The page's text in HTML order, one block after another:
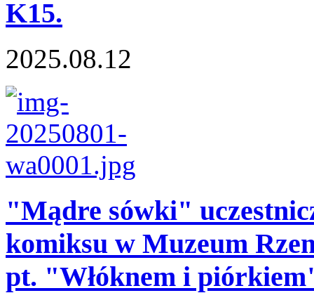
K15.
2025.08.12
"Mądre sówki"
komiksu w Muzeum
pt. "Włóknem i